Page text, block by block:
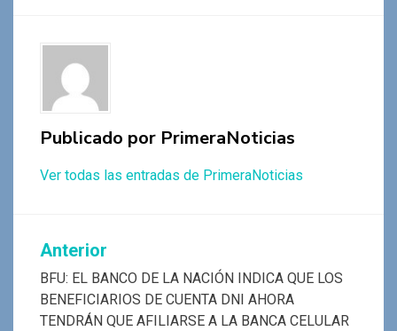
o
k
p
Publicado por PrimeraNoticias
Ver todas las entradas de PrimeraNoticias
Navegación
de
entradas
Anterior
BFU: EL BANCO DE LA NACIÓN INDICA QUE LOS
BENEFICIARIOS DE CUENTA DNI AHORA
TENDRÁN QUE AFILIARSE A LA BANCA CELULAR